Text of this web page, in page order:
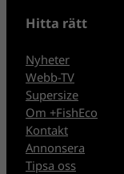
Hitta rätt
Nyheter
Webb-TV
Supersize
Om +FishEco
Kontakt
Annonsera
Tipsa oss